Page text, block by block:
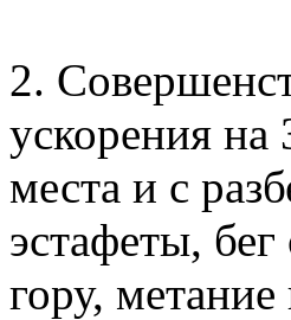
2.
ускорения
места и с
эстафеты,
гору,